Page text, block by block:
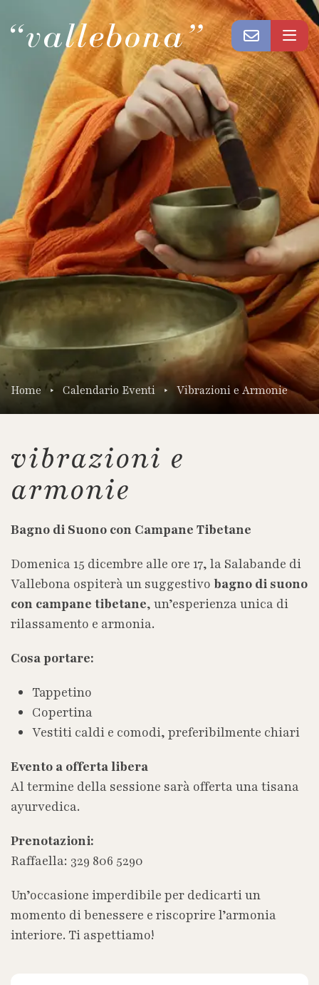
Home Calendario Eventi Vibrazioni e Armonie
vibrazioni e
armonie
Bagno di Suono con Campane Tibetane
Domenica 15 dicembre alle ore 17, la Salabande di
Vallebona ospiterà un suggestivo bagno di suono
con campane tibetane, un’esperienza unica di
rilassamento e armonia.
Cosa portare:
Tappetino
Copertina
Vestiti caldi e comodi, preferibilmente chiari
Evento a offerta libera
Al termine della sessione sarà offerta una tisana
ayurvedica.
Prenotazioni:
Raffaella: 329 806 5290
Un’occasione imperdibile per dedicarti un
momento di benessere e riscoprire l’armonia
interiore. Ti aspettiamo!